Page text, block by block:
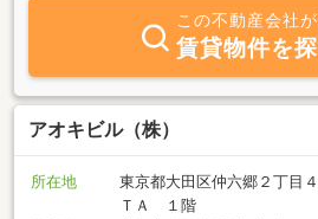
この不動産会社
賃貸物件を
アオキビル（株）
所在地
東京都大田区仲六郷２丁目
ＴＡ １階